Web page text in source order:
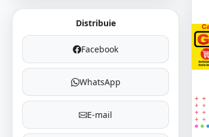
Distribuie
Facebook
WhatsApp
E-mail